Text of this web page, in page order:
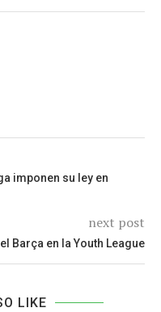
imponen su ley en
next post
Barça en la Youth League
LIKE